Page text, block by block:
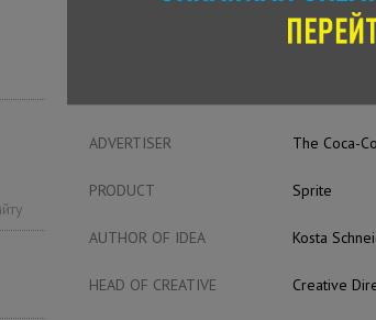
ADVERTISER The Coca-
PRODUCT Sprite
AUTHOR OF IDEA Kosta
HEAD OF CREATIVE Creative